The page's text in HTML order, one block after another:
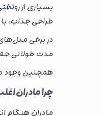
بسیاری از
طراحی جذاب،
در برخی
مدت طولانی
همچنین وجود
چرا مادران
مادران هنگام